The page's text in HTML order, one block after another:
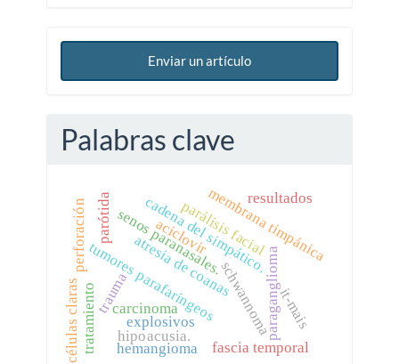
Enviar un artículo
Palabras clave
schwannomaparaganglioma
tumores parafaríngeos
cadena del simpático.
atresia de coanas
senos paranasales.
perforación membrana timpánica
trauma
explosivos
hipoacusia.
fascia temporal
parálisis facial
tratamiento
aciclovir
carcinoma
células claras
parótida
hemangioma
it-mais
resultados